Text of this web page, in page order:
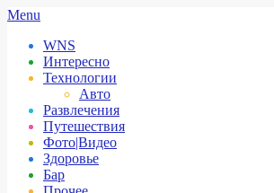
Skip
content
Secondary
Menu
Menu
WNS
Интересно
Технологии
Авто
Развлечения
Путешествия
Фото|Видео
Здоровье
Бар